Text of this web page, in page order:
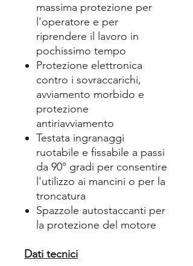
massima protezione per
l'operatore e per
riprendere il lavoro in
pochissimo tempo
Protezione elettronica
contro i sovraccarichi,
avviamento morbido e
protezione
antiriavviamento
Testata ingranaggi
ruotabile e fissabile a passi
da 90° gradi per consentire
l'utilizzo ai mancini o per la
troncatura
Spazzole autostaccanti per
la protezione del motore
Dati tecnici